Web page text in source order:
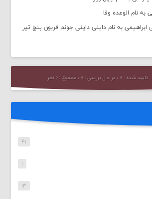
به نام الوعده وفا
به نام داینی داینی جونم قربون پنج تیر
تایید شده : ۰ ، در حال بررسی : ۰ ، مجموع : ۰ نظر
۴۱
۱
۱۳